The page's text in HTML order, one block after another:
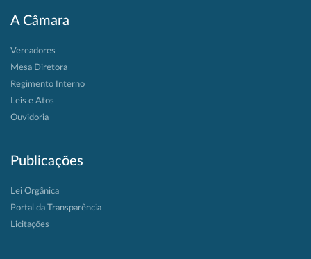
A Câmara
Vereadores
Mesa Diretora
Regimento Interno
Leis e Atos
Ouvidoria
Publicações
Lei Orgânica
Portal da Transparência
Licitações